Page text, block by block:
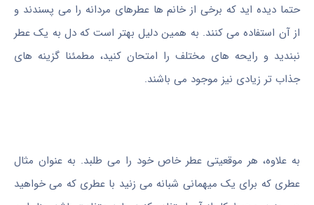
حتما دیده اید که برخی از خانم ها عطرهای مردانه را می پسندند و
از آن استفاده می کنند. به همین دلیل بهتر است که دل به یک عطر
نبندید و رایحه های مختلف را امتحان کنید، مطمئنا گزینه های
جذاب تر زیادی نیز موجود می باشند.
به علاوه، هر موقعیتی عطر خاص خود را می طلبد. به عنوان مثال
عطری که برای یک میهمانی شبانه می زنید با عطری که می خواهید